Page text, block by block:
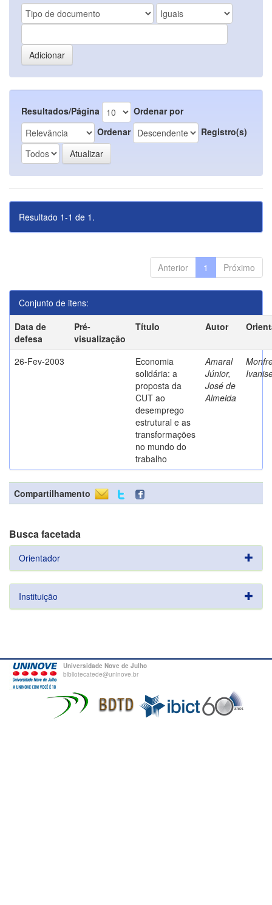
Resultados/Página
Ordenar por
Ordenar
Registro(s)
Resultado 1-1 de 1.
Anterior 1 Próximo
Conjunto de itens:
Data de
defesa
Pré-
visualização
Título Autor
26-Fev-2003
Economia
solidária: a
proposta da
CUT ao
desemprego
estrutural e as
transformações
no mundo do
trabalho
Amaral
Júnior,
José de
Almeida
Compartilhamento
Busca facetada
Orientador
Instituição
Universidade Nove de Julho
bibliotecatede@uninove.br